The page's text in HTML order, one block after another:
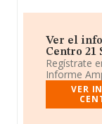
Ver el
Centro 21
Regístrate
Informe
VER